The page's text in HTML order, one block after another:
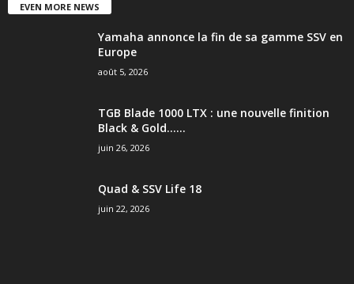
EVEN MORE NEWS
Yamaha annonce la fin de sa gamme SSV en
Europe
août 5, 2026
TGB Blade 1000 LTX : une nouvelle finition
Black & Gold…...
juin 26, 2026
Quad & SSV Life 18
juin 22, 2026